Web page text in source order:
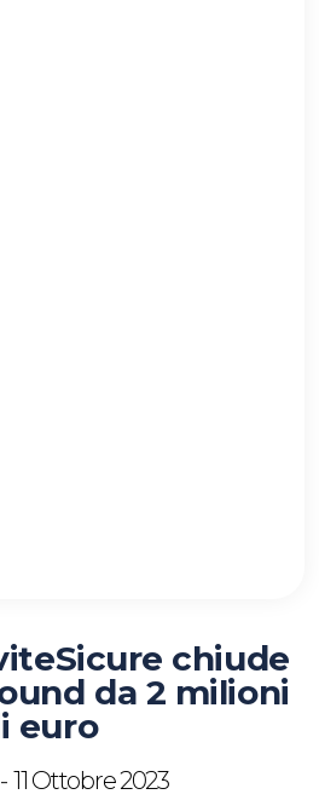
chiude
da 2 milioni
euro
-11 Ottobre 2023